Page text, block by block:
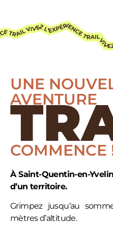
UNE
AVENTURE
COMMENCE
À Saint-Quentin-en-
d’un territoire.
Grimpez jusqu’au
mètres d’altitude.